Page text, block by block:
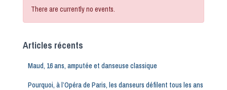
There are currently no events.
Articles récents
Maud, 16 ans, amputée et danseuse classique
Pourquoi, à l’Opéra de Paris, les danseurs défilent tous les ans